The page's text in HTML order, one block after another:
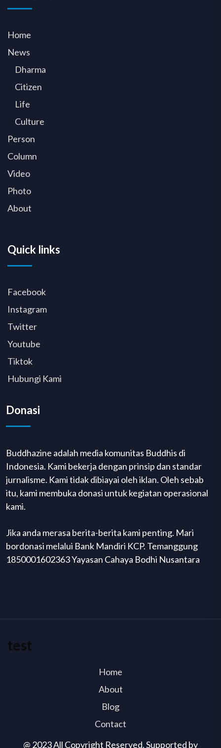
Home
News
Dharma
Citizen
Life
Culture
Person
Column
Video
Photo
About
Quick links
Facebook
Instagram
Twitter
Youtube
Tiktok
Hubungi Kami
Donasi
Buddhazine adalah media komunitas Buddhis di
Indonesia. Kami bekerja dengan prinsip dan standar
jurnalisme. Kami tidak dibiayai oleh iklan. Oleh sebab
itu, kami membuka donasi untuk kegiatan operasional
kami.
Jika anda merasa berita-berita kami penting. Mari
bordonasi melalui Bank Mandiri KCP. Temanggung
1850001602363 Yayasan Cahaya Bodhi Nusantara
@ 2023 All Copyright Reserved. Supported by
test
Home
About
Blog
Contact